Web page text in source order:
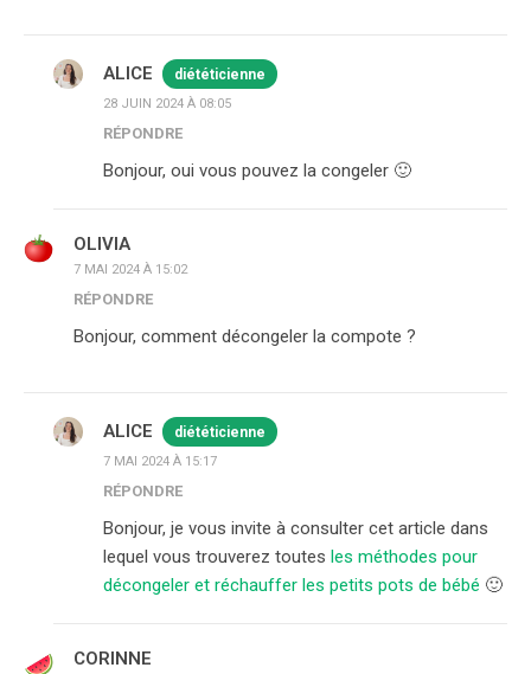
ALICE diététicienne
28 JUIN 2024 À 08:05
RÉPONDRE
Bonjour, oui vous pouvez la congeler 🙂
OLIVIA
7 MAI 2024 À 15:02
RÉPONDRE
Bonjour, comment décongeler la compote ?
ALICE diététicienne
7 MAI 2024 À 15:17
RÉPONDRE
Bonjour, je vous invite à consulter cet article dans
lequel vous trouverez toutes les méthodes pour
décongeler et réchauffer les petits pots de bébé 🙂
CORINNE